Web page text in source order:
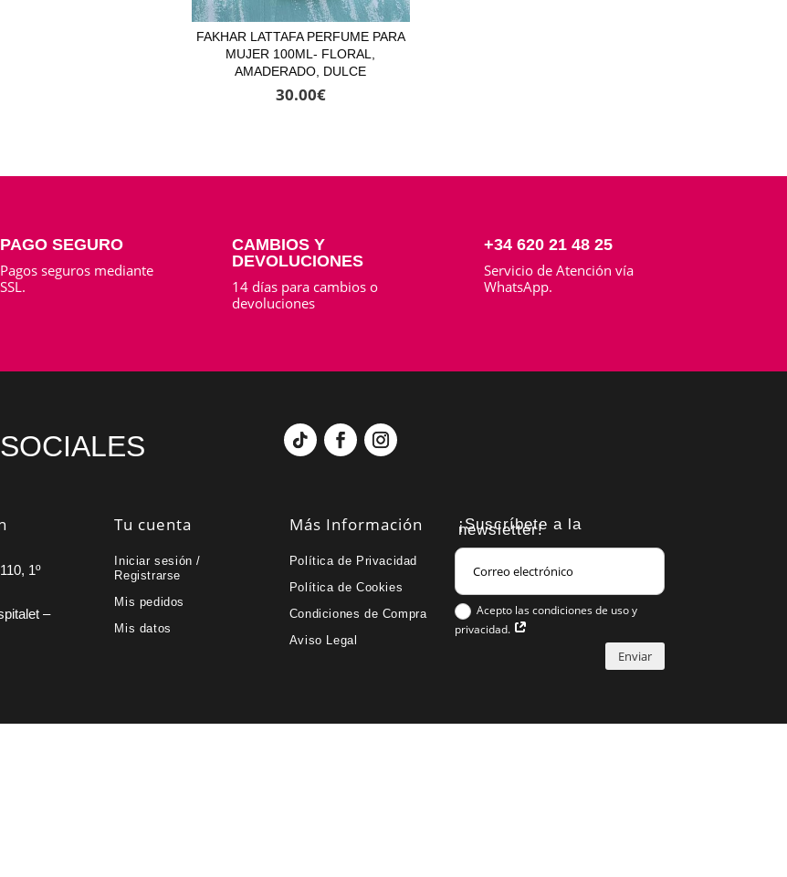
FAKHAR LATTAFA PERFUME PARA
MUJER 100ML- FLORAL,
AMADERADO, DULCE
30.00€
PAGO SEGURO
Pagos seguros mediante
SSL.
CAMBIOS Y
DEVOLUCIONES
14 días para cambios o
devoluciones
+34 620 21 48 25
Servicio de Atención vía
WhatsApp.
1º
–
Tu cuenta
Iniciar sesión /
Registrarse
Mis pedidos
Mis datos
Más Información
Política de Privacidad
Política de Cookies
Condiciones de Compra
Aviso Legal
¡Suscríbete a la
newsletter!
Acepto las condiciones de uso y
privacidad.
Enviar